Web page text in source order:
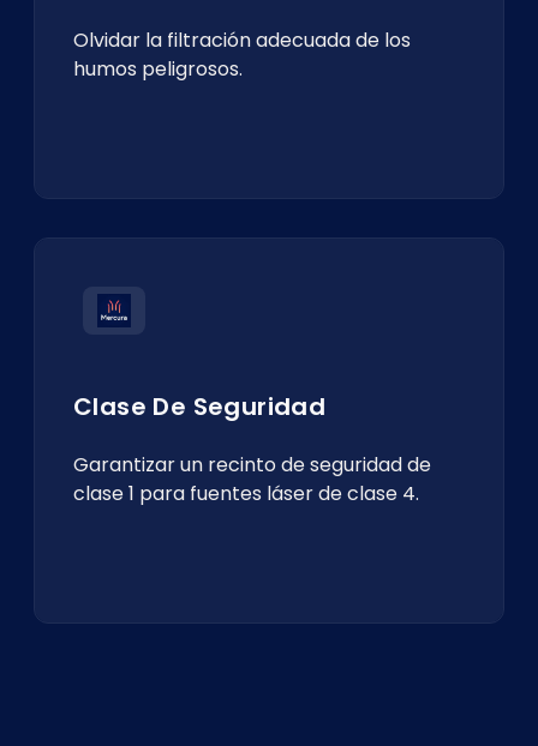
Olvidar la filtración adecuada de los
humos peligrosos.
Clase De Seguridad
Garantizar un recinto de seguridad de
clase 1 para fuentes láser de clase 4.